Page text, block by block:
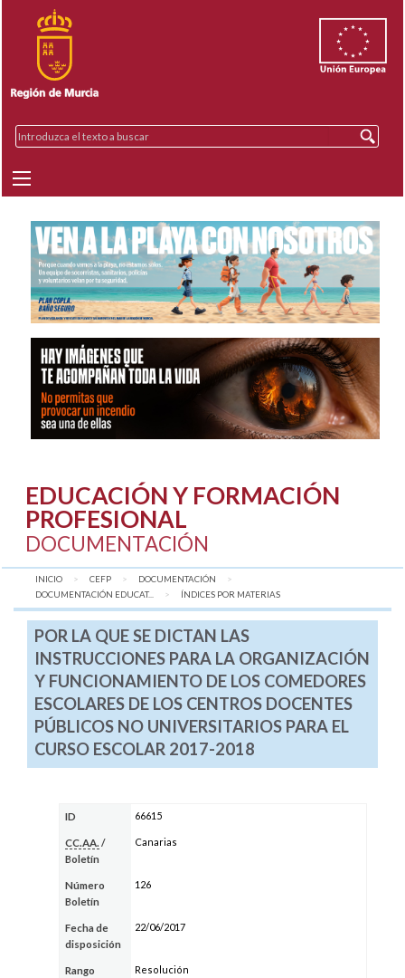
EDUCACIÓN Y FORMACIÓN
PROFESIONAL
DOCUMENTACIÓN
INICIO CEFP
DOCUMENTACIÓN
DOCUMENTACIÓN EDUCAT...
AQUÍ:
ÍNDICES POR MATERIAS
POR LA QUE SE DICTAN LAS
INSTRUCCIONES PARA LA ORGANIZACIÓN
Y FUNCIONAMIENTO DE LOS COMEDORES
ESCOLARES DE LOS CENTROS DOCENTES
PÚBLICOS NO UNIVERSITARIOS PARA EL
CURSO ESCOLAR 2017-2018
ID 66615
CC.AA. /
Boletín
Canarias
Número
Boletín
126
Fecha de
disposición
22/06/2017
Rango Resolución